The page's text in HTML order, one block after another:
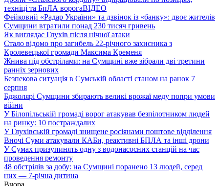
техніці та БпЛА ворогаВІДЕО
Фейковий «Радар України» та дзвінок із «банку»: двоє жителів
Сумщини втратили понад 230 тисяч гривень
Як виглядає Глухів після нічної атаки
Стало відомо про загибель 22-річного захисника з
Кролевецької громади Максима Кременя
Жнива під обстрілами: на Сумщині вже зібрали дві третини
ранніх зернових
Безпекова ситуація в Сумській області станом на ранок 7
серпня
Бджолярі Сумщини збирають великі врожаї меду попри умови
війни
У Білопільській громаді ворог атакував безпілотником людей
на ринку: 10 постраждалих
У Глухівській громаді знищене росіянами поштове відділення
Вночі Суми атакували КАБи, реактивні БПЛА та інші дрони
У Сумах призупинять одну з водонасосних станцій на час
проведення ремонту
48 обстрілів за добу: на Сумщині поранено 13 людей, серед
них — 7-річна дитина
Вчора